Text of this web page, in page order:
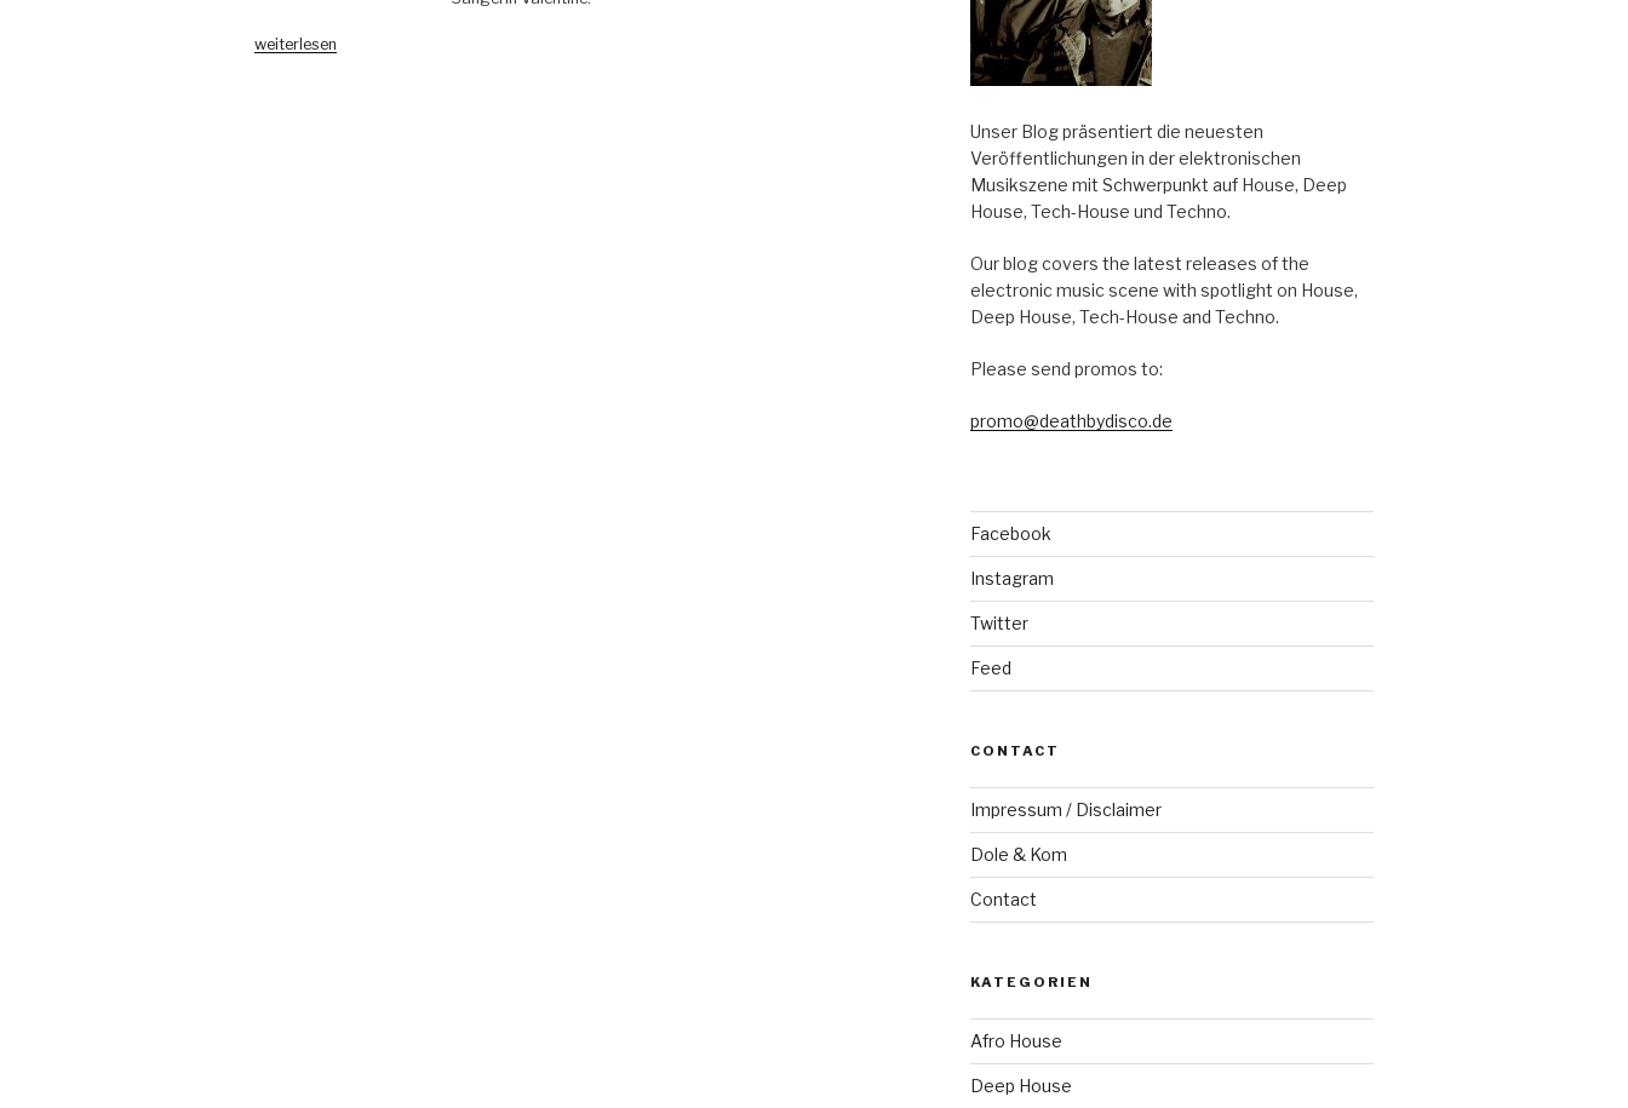
„Aaaron
weiterlesen
Unser Blog präsentiert die neuesten
Veröffentlichungen in der elektronischen
Musikszene mit Schwerpunkt auf House, Deep
House, Tech-House und Techno.
Our blog covers the latest releases of the
electronic music scene with spotlight on House,
Deep House, Tech-House and Techno.
Please send promos to:
promo@deathbydisco.de
Facebook
Instagram
Twitter
Feed
CONTACT
Impressum / Disclaimer
Dole & Kom
Contact
KATEGORIEN
Afro House
Deep House